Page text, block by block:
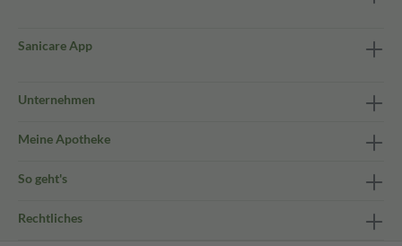
Sanicare App
Unternehmen
Meine Apotheke
So geht's
Rechtliches